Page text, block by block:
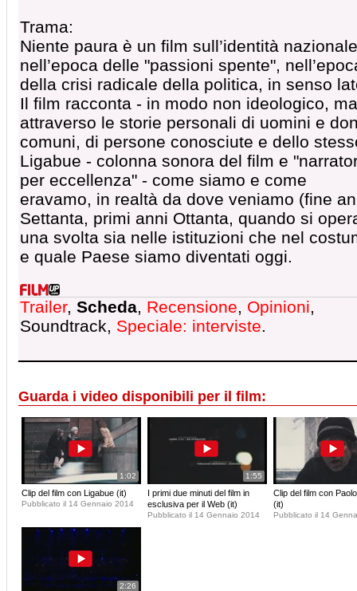
Trama:
Niente paura è un film sull’identità nazionale
nell’epoca delle "passioni spente",
della crisi radicale della politica, in senso
Il film racconta - in modo non ideologico, ma
attraverso le storie personali di uomini e
comuni, di persone conosciute e dello
Ligabue - colonna sonora del film e
per eccellenza" - come siamo e come
eravamo, in realtà da dove veniamo (fine
Settanta, primi anni Ottanta, quando si
una svolta sia nelle istituzioni che nel
e quale Paese siamo diventati oggi.
Trailer, Scheda, Recensione, Opinioni,
Soundtrack, Speciale: interviste.
Guarda i video disponibili per il film:
1:02
Clip del film con Ligabue (it)
Pubblicato il 14 Gennaio 2014
1:55
I primi due minuti del film in
esclusiva per il Web (it)
Pubblicato il 14 Gennaio 2014
Clip del film con
(it)
Pubblicato il 14
2:26